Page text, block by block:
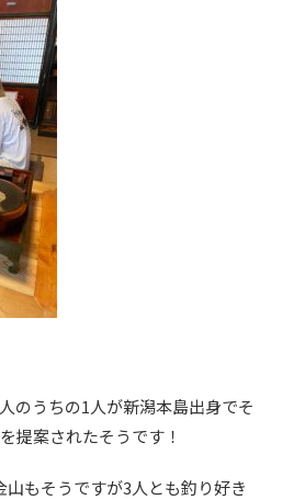
のうちの1人が新潟本島出身でそ
提案されたそうです！
もそうですが3人とも釣り好き